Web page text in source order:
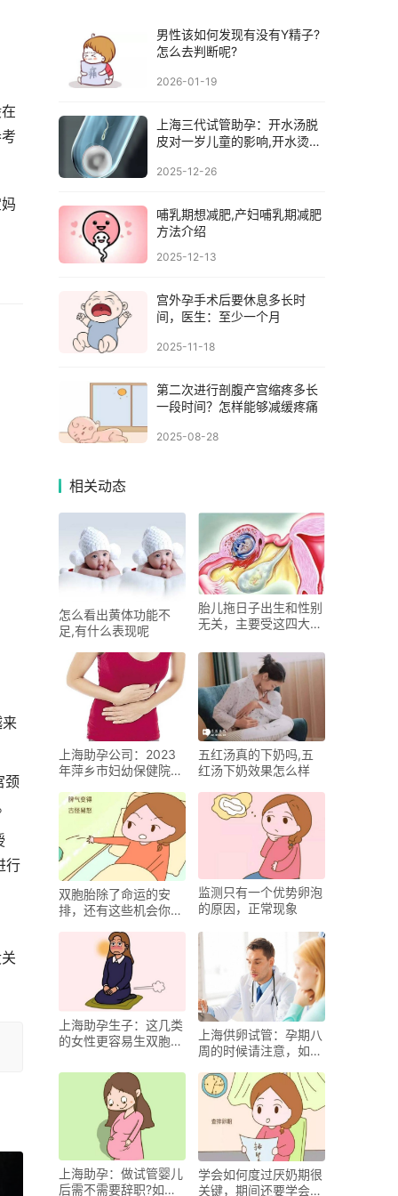
颈
行
男性该如何发现有没有Y精子?
怎么去判断呢?
2026-01-19
上海三代试管助孕：开水汤脱
皮对一岁儿童的影响,开水烫脱
2025-12-26
哺乳期想减肥,产妇哺乳期减肥
方法介绍
2025-12-13
宫外孕手术后要休息多长时
间，医生：至少一个月
2025-11-18
第二次进行剖腹产宫缩疼多长
一段时间？怎样能够减缓疼痛
2025-08-28
相关动态
怎么看出黄体功能不
足,有什么表现呢
胎儿拖日子出生和性别
无关，主要受这四大因
上海助孕公司：2023
年萍乡市妇幼保健院试
成功率！
五红汤真的下奶吗,五
红汤下奶效果怎么样
双胞胎除了命运的安
排，还有这些机会你把
监测只有一个优势卵泡
的原因，正常现象
上海助孕生子：这几类
的女性更容易生双胞
增加怀双胞胎的概率
上海供卵试管：孕期八
周的时候请注意，如果
大可能胎停！
上海助孕：做试管婴儿
后需不需要辞职?如何
学会如何度过厌奶期很
关键，期间还要学会如